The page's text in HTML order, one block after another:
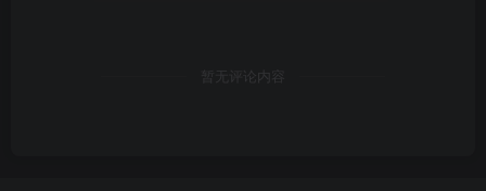
暂无评论内容